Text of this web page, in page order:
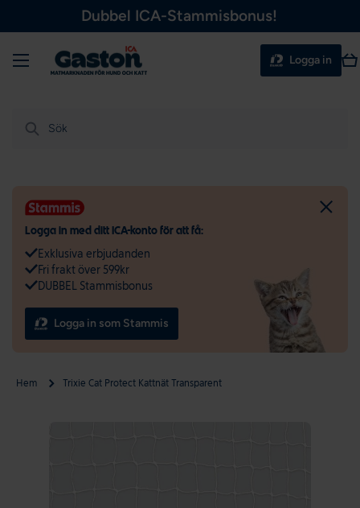
Hoppa till innehålletDubbel ICA-Stammisbonus!
Meny Logga in
Sök
Logga in med ditt ICA-konto för att få:
Exklusiva erbjudanden
Fri frakt över 599kr
DUBBEL Stammisbonus
Logga in som Stammis
Hem Trixie Cat Protect Kattnät Transparent